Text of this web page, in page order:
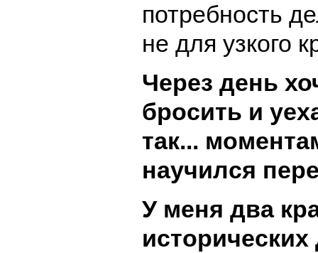
потребность
не для узкого
Через день
бросить и
так...
научился
У меня два